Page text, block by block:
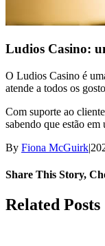
Ludios Casino:
O Ludios Casino é
atende a todos os
Com suporte ao
sabendo que estão
By Fiona McGuirk|
Share This Story,
Facebook
Twitter
Reddit
LinkedIn
WhatsApp
Tumblr
Pinterest
Vk
Email
Related Posts